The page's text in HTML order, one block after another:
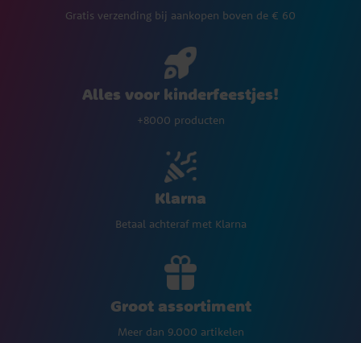
Gratis verzending bij aankopen boven de € 60
Alles voor kinderfeestjes!
+8000 producten
Klarna
Betaal achteraf met Klarna
Groot assortiment
Meer dan 9.000 artikelen